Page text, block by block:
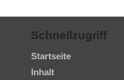
Schnellzugriff
Startseite
Inhalt